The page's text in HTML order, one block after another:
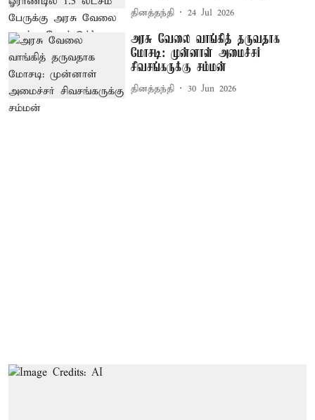
தினத்தந்தி 24 Jul 2026
அரசு வேலை வாங்கித் தருவதாக
மோசடி: முன்னாள் அமைச்சர்
சிவசங்கருக்கு சம்மன்
தினத்தந்தி 30 Jun 2026